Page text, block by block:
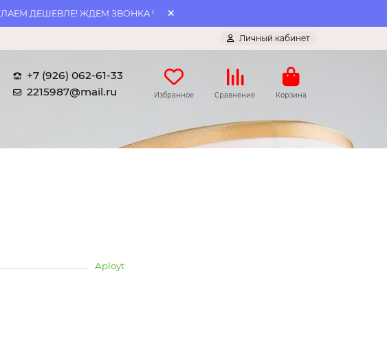
ДЕШЕВЛЕ! ЖДЕМ ЗВОНКА !
Личный кабинет
+7 (926) 062-61-33
2215987@mail.ru
Избранное Сравнение Корзина
Aployt